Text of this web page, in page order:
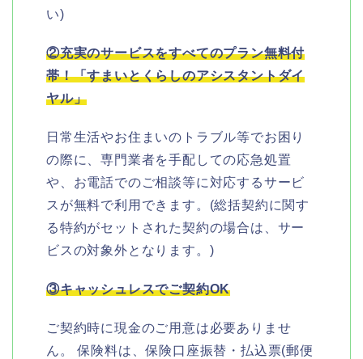
い)
②充実のサービスをすべてのプラン無料付
帯！「すまいとくらしのアシスタントダイ
ヤル」
日常生活やお住まいのトラブル等でお困り
の際に、専門業者を手配しての応急処置
や、お電話でのご相談等に対応するサービ
スが無料で利用できます。(総括契約に関す
る特約がセットされた契約の場合は、サー
ビスの対象外となります。)
③キャッシュレスでご契約OK
ご契約時に現金のご用意は必要ありませ
ん。 保険料は、保険口座振替・払込票(郵便